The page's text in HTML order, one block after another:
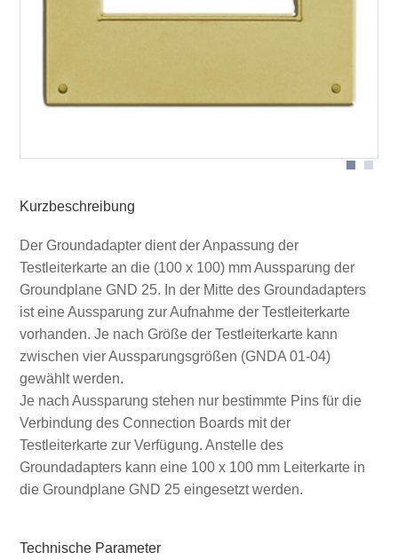
Kurzbeschreibung
Der Groundadapter dient der Anpassung der
Testleiterkarte an die (100 x 100) mm Aussparung der
Groundplane GND 25. In der Mitte des Groundadapters
ist eine Aussparung zur Aufnahme der Testleiterkarte
vorhanden. Je nach Größe der Testleiterkarte kann
zwischen vier Aussparungsgrößen (GNDA 01-04)
gewählt werden.
Je nach Aussparung stehen nur bestimmte Pins für die
Verbindung des Connection Boards mit der
Testleiterkarte zur Verfügung. Anstelle des
Groundadapters kann eine 100 x 100 mm Leiterkarte in
die Groundplane GND 25 eingesetzt werden.
Technische Parameter